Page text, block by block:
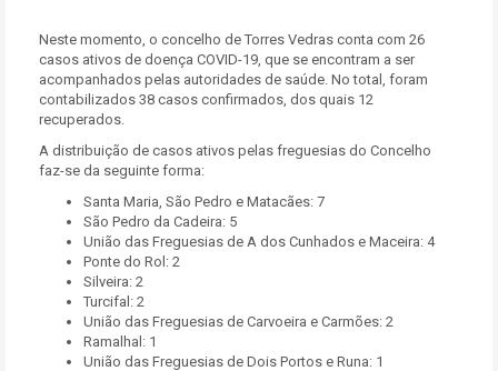
Neste momento, o concelho de Torres Vedras conta com 26
casos ativos de doença COVID-19, que se encontram a ser
acompanhados pelas autoridades de saúde. No total, foram
contabilizados 38 casos confirmados, dos quais 12
recuperados.
A distribuição de casos ativos pelas freguesias do Concelho
faz-se da seguinte forma:
Santa Maria, São Pedro e Matacães: 7
São Pedro da Cadeira: 5
União das Freguesias de A dos Cunhados e Maceira: 4
Ponte do Rol: 2
Silveira: 2
Turcifal: 2
União das Freguesias de Carvoeira e Carmões: 2
Ramalhal: 1
União das Freguesias de Dois Portos e Runa: 1